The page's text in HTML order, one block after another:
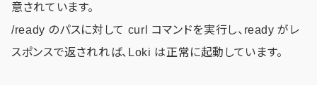
意されています。
/ready のパスに対して curl コマンドを実行し、ready がレ
スポンスで返されれば、Loki は正常に起動しています。